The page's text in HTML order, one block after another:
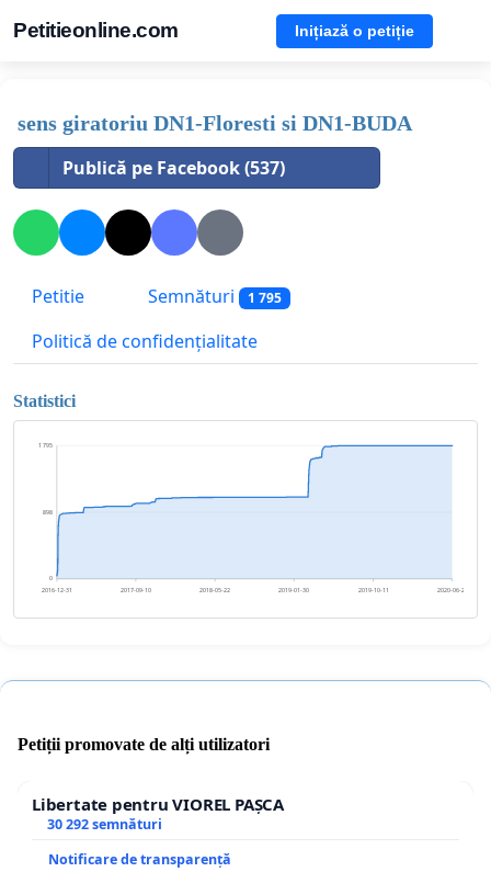
Petitieonline.com Inițiază o petiție
sens giratoriu DN1-Floresti si DN1-BUDA
Publică pe Facebook (537)
Petitie Semnături 1 795
Politică de confidențialitate
Statistici
0
898
1 795
2016-12-31 2017-09-10 2018-05-22 2019-01-30 2019-10-11 2020-06-20
Petiții promovate de alți utilizatori
Libertate pentru VIOREL PAȘCA
30 292 semnături
Notificare de transparență